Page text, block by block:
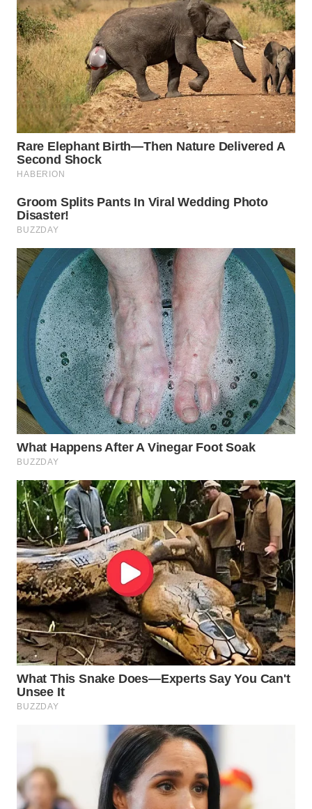
WN
NATUNA
WN
BINTAN
WN
MANDALIKA
LIKUPANG
WN
LABUANBAJO
WN
BORNEO
Wahana
WAHANA
NEWS
WAHANA
TANI
WAHANA
ADVOKAT
WAHANA
INFRASTRUKTUR
WAHANA
KONSUMEN
WAHANA
LISTRIK
WAHANA
TV